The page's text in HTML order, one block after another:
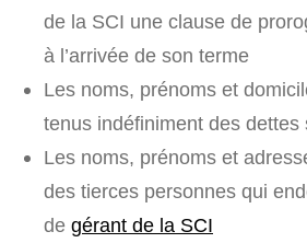
de la SCI une clause de
à l’arrivée de son terme
Les noms, prénoms et
tenus indéfiniment des dettes
Les noms, prénoms et
des tierces personnes qui
de gérant de la SCI